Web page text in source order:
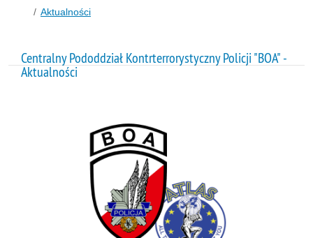
Aktualności
Centralny Pododdział Kontrterrorystyczny Policji "BOA" -
Aktualności